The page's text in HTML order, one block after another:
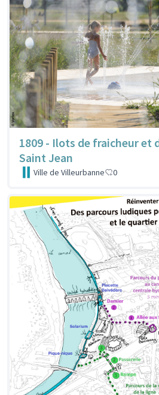
1809 - Ilots de fraicheur et
Saint Jean
Ville de Villeurbanne 0